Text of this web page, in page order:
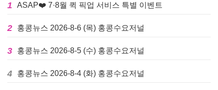
1 ASAP❤️ 7·8월 퀵 픽업 서비스 특별 이벤트
2 홍콩뉴스 2026-8-6 (목) 홍콩수요저널
3 홍콩뉴스 2026-8-5 (수) 홍콩수요저널
4 홍콩뉴스 2026-8-4 (화) 홍콩수요저널